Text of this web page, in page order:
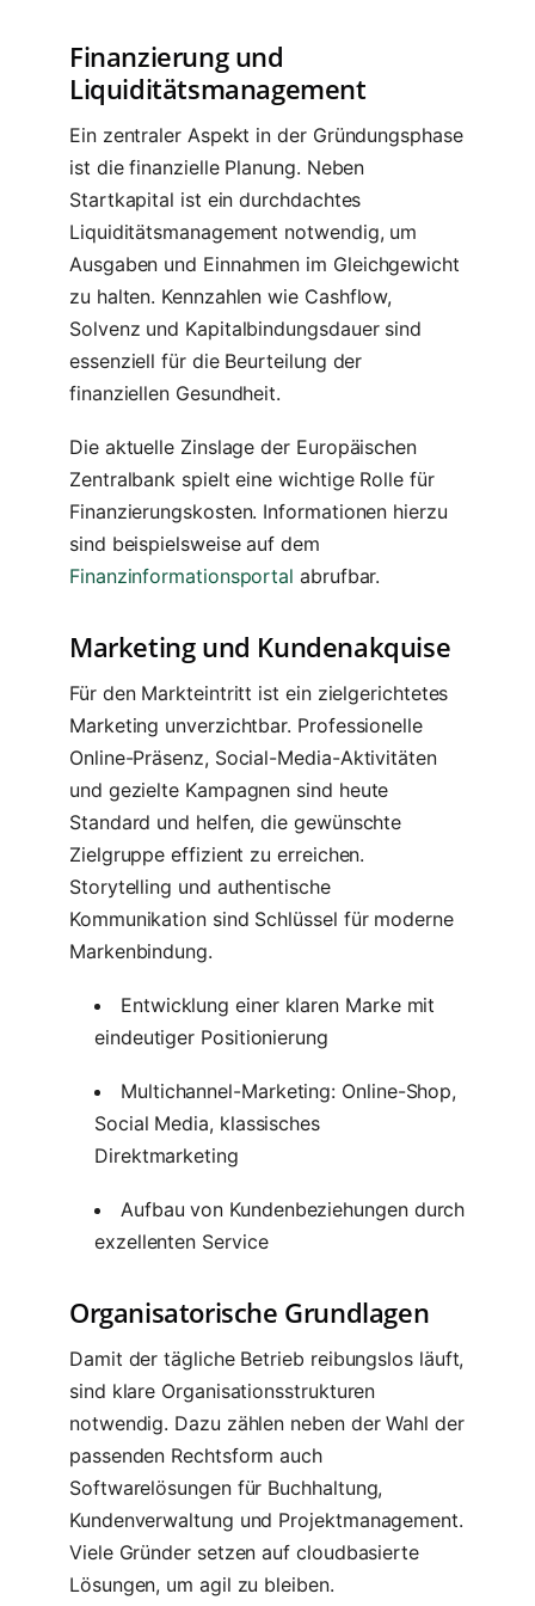
Finanzierung und
Liquiditätsmanagement
Ein zentraler Aspekt in der Gründungsphase
ist die finanzielle Planung. Neben
Startkapital ist ein durchdachtes
Liquiditätsmanagement notwendig, um
Ausgaben und Einnahmen im Gleichgewicht
zu halten. Kennzahlen wie Cashflow,
Solvenz und Kapitalbindungsdauer sind
essenziell für die Beurteilung der
finanziellen Gesundheit.
Die aktuelle Zinslage der Europäischen
Zentralbank spielt eine wichtige Rolle für
Finanzierungskosten. Informationen hierzu
sind beispielsweise auf dem
Finanzinformationsportal abrufbar.
Marketing und Kundenakquise
Für den Markteintritt ist ein zielgerichtetes
Marketing unverzichtbar. Professionelle
Online-Präsenz, Social-Media-Aktivitäten
und gezielte Kampagnen sind heute
Standard und helfen, die gewünschte
Zielgruppe effizient zu erreichen.
Storytelling und authentische
Kommunikation sind Schlüssel für moderne
Markenbindung.
Entwicklung einer klaren Marke mit
eindeutiger Positionierung
Multichannel-Marketing: Online-Shop,
Social Media, klassisches
Direktmarketing
Aufbau von Kundenbeziehungen durch
exzellenten Service
Organisatorische Grundlagen
Damit der tägliche Betrieb reibungslos läuft,
sind klare Organisationsstrukturen
notwendig. Dazu zählen neben der Wahl der
passenden Rechtsform auch
Softwarelösungen für Buchhaltung,
Kundenverwaltung und Projektmanagement.
Viele Gründer setzen auf cloudbasierte
Lösungen, um agil zu bleiben.